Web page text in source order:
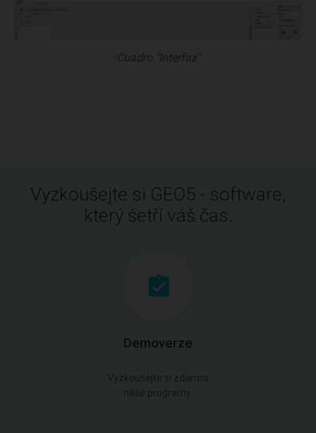
Cuadro "Interfaz"
Vyzkoušejte si GEO5 - software,
který šetří váš čas.
Demoverze
Vyzkoušejte si zdarma
naše programy.